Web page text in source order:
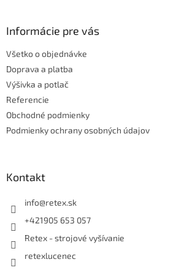
Informácie pre vás
Všetko o objednávke
Doprava a platba
Výšivka a potlač
Referencie
Obchodné podmienky
Podmienky ochrany osobných údajov
Kontakt
info@retex.sk
+421905 653 057
Retex - strojové vyšívanie
retexlucenec